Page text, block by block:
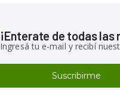
¡Enterate de todas las
Ingresá tu e-mail y recibí
Suscribirme